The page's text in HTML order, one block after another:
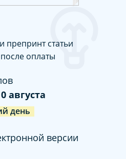
препринт статьи
оплаты
августа
день
версии